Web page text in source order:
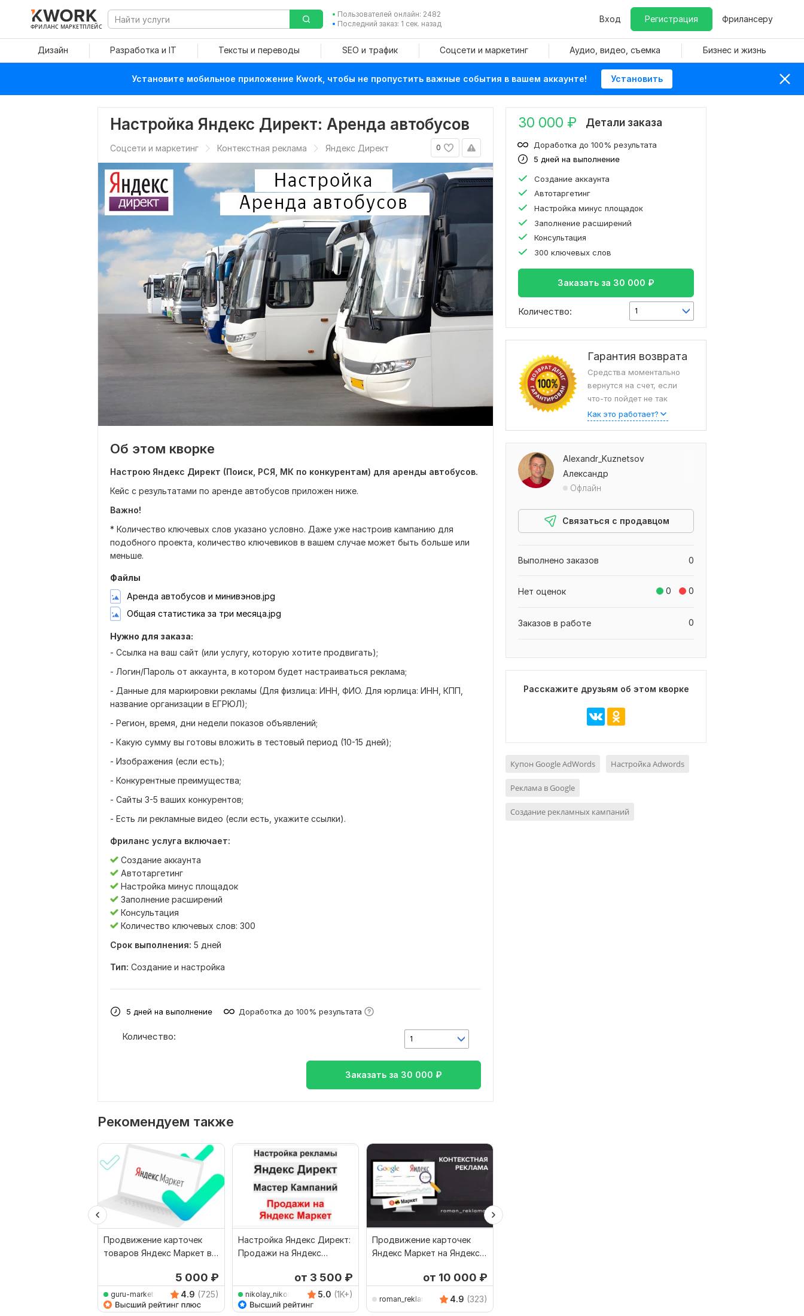
ФРИЛАНС МАРКЕТПЛЕЙС
Пользователей онлайн: 2482
Последний заказ: 1 сек. назад
Вход Регистрация Фрилансеру
Дизайн Разработка и IT Тексты и переводы SEO и трафик Соцсети и маркетинг Аудио, видео, съемка Бизнес и жизнь
Установите мобильное приложение Kwork, чтобы не пропустить важные события в вашем аккаунте! Установить
Настройка Яндекс Директ: Аренда автобусов
0
Соцсети и маркетинг Контекстная реклама Яндекс Директ
Об этом кворке
Настрою Яндекс Директ (Поиск, РСЯ, МК по конкурентам) для аренды автобусов.
Кейс с результатами по аренде автобусов приложен ниже.
Важно!
* Количество ключевых слов указано условно. Даже уже настроив кампанию для
подобного проекта, количество ключевиков в вашем случае может быть больше или
меньше.
Файлы
Аренда автобусов и минивэнов.jpg
Общая статистика за три месяца.jpg
Нужно для заказа:
- Ссылка на ваш сайт (или услугу, которую хотите продвигать);
- Логин/Пароль от аккаунта, в котором будет настраиваться реклама;
- Данные для маркировки рекламы (Для физлица: ИНН, ФИО. Для юрлица: ИНН, КПП,
название организации в ЕГРЮЛ);
- Регион, время, дни недели показов объявлений;
- Какую сумму вы готовы вложить в тестовый период (10-15 дней);
- Изображения (если есть);
- Конкурентные преимущества;
- Сайты 3-5 ваших конкурентов;
- Есть ли рекламные видео (если есть, укажите ссылки).
Фриланс услуга включает:
Создание аккаунта
Автотаргетинг
Настройка минус площадок
Заполнение расширений
Консультация
Количество ключевых слов: 300
Срок выполнения: 5 дней
Тип: Создание и настройка
5 дней на выполнение Доработка до 100% результата
1
Количество:
Заказать за 30 000 ₽
Рекомендуем также
Продвижение карточек
товаров Яндекс Маркет в
5 000 ₽
guru-marketing 4.9 (725)
Настройка Яндекс Директ:
Продажи на Яндекс
от 3 500 ₽
nikolay_nikolaevich 5.0 (1K+)
Продвижение карточек
Яндекс Маркет на Яндекс
от 10 000 ₽
roman_reklama 4.9 (323)
30 000 ₽ Детали заказа
5 дней на выполнение
Доработка до 100% результата
Создание аккаунта
Автотаргетинг
Настройка минус площадок
Заполнение расширений
Консультация
300 ключевых слов
Заказать за 30 000 ₽
Количество: 1
Гарантия возврата
Средства моментально
вернутся на счет, если
что-то пойдет не так
Как это работает?
Alexandr_Kuznetsov
Александр
Офлайн
Связаться с продавцом
0
Выполнено заказов
0 0
Нет оценок
0
Заказов в работе
Расскажите друзьям об этом кворке
Купон Google AdWords Настройка Adwords
Реклама в Google
Создание рекламных кампаний